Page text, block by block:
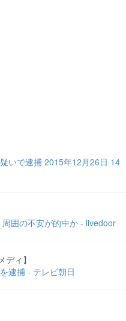
いで逮捕 2015年12月26日 14
囲の不安が的中か - livedoor
ィ】
逮捕 - テレビ朝日